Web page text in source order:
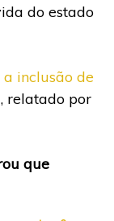
do estado
inclusão de
relatado por
que